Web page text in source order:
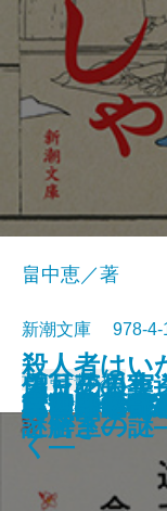
ピーター・
偽りの果実
ォックス―
暗殺者ソ
さとり世代
忘却のレー
日本原爆開
私と踊って
あるキン
ふむふむ―
けさくしゃ
畠中恵／著
新潮文庫 978-
文庫電子書籍あり
遠すぎた輝
風と共に
風と共に
雪月花の葬
謎解き―
シャーロッ
と密室の
殺人者はい
大凶悪事件
く―
まひるの散
あと少し、
迷宮
幸四郎的奇